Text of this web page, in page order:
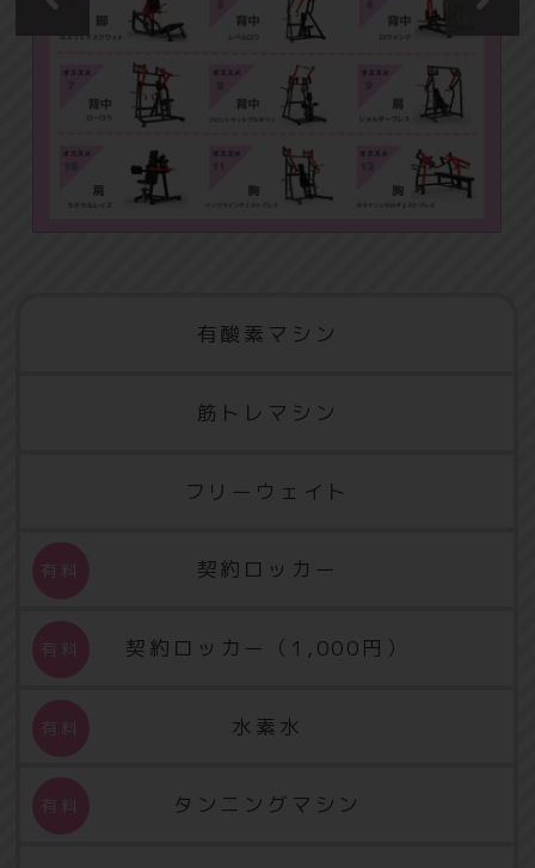
有酸素マシン
筋トレマシン
フリーウェイト
契約ロッカー
契約ロッカー（1,000円）
水素水
タンニングマシン